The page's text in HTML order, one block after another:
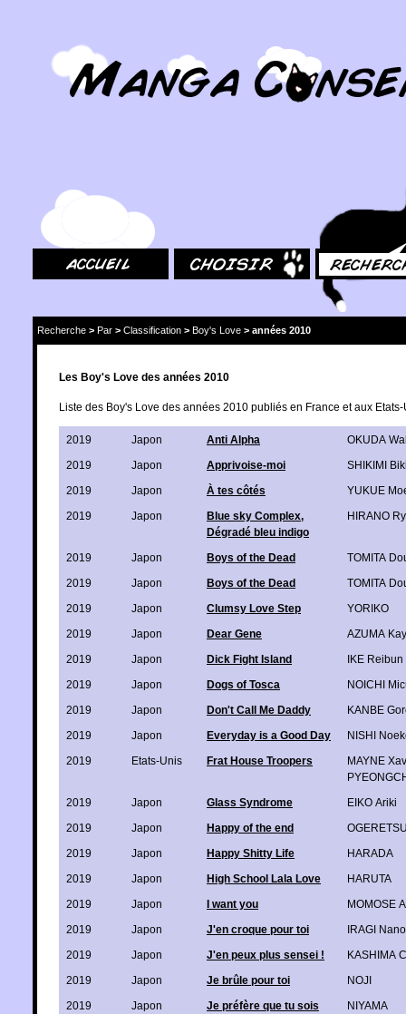
Recherche > Par > Classification > Boy's Love > années 2010
Les Boy's Love des années 2010
Liste des Boy's Love des années 2010 publiés en France et aux
2019 Japon Anti Alpha
OKUDA
2019
Japon Apprivoise-moi
SHIKIMI
2019
Japon À tes côtés
YUKUE
2019
Japon
Blue sky Complex,
Dégradé bleu indigo
HIRANO
2019 Japon Boys of the Dead
TOMITA
2019
Japon Boys of the Dead
TOMITA
2019
Japon Clumsy Love Step
YORIKO
2019
Japon Dear Gene
AZUMA
2019
Japon Dick Fight Island
IKE Reibun
2019
Japon Dogs of Tosca
NOICHI
2019
Japon Don't Call Me Daddy
KANBE
2019
Japon Everyday is a Good Day
NISHI
2019
Etats-Unis Frat House Troopers
MAYNE
2019
Japon Glass Syndrome
EIKO Ariki
2019
Japon Happy of the end
2019
Japon Happy Shitty Life
HARADA
2019
Japon High School Lala Love
HARUTA
2019
Japon I want you
MOMOSE
2019
Japon J'en croque pour toi
IRAGI
2019
Japon J'en peux plus sensei !
KASHIMA
2019
Japon Je brûle pour toi
NOJI
2019
Japon
Je préfère que tu sois
NIYAMA